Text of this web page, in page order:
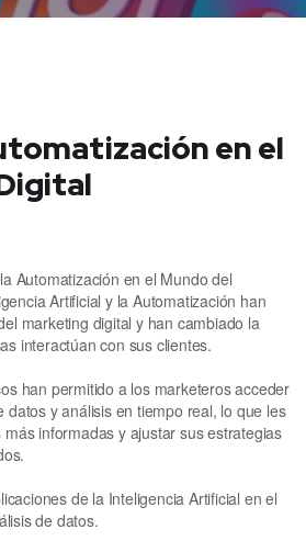
en el
Automatización en el Mundo del
Artificial y la Automatización han
marketing digital y han cambiado la
interactúan con sus clientes.
han permitido a los marketeros acceder
datos y análisis en tiempo real, lo que les
informadas y ajustar sus estrategias
de la Inteligencia Artificial en el
de datos.